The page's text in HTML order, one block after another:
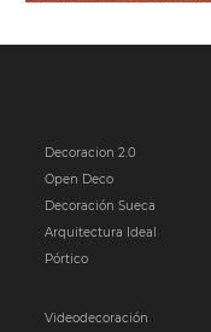
Decoracion 2.0
Open Deco
Decoración Sueca
Arquitectura Ideal
Pórtico
Videodecoración